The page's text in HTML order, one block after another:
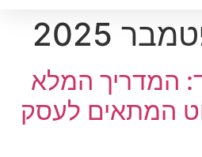
המדריך המלא
המתאים לעסק